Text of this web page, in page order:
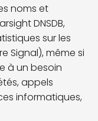
noms et
DNSDB,
sur les
Signal), même si
à un besoin
appels
informatiques,